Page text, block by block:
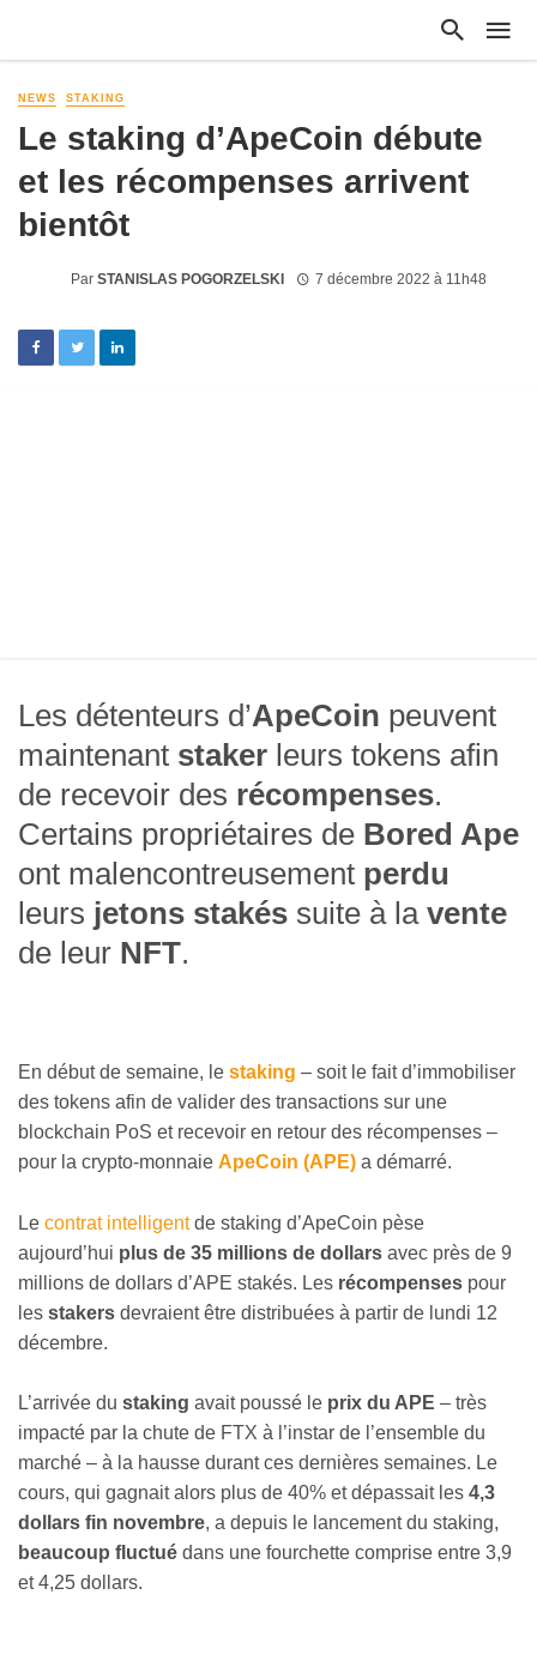
NEWS STAKING
Le staking d’ApeCoin débute
et les récompenses arrivent
bientôt
Par STANISLAS POGORZELSKI 7 décembre 2022 à 11h48
Les détenteurs d’ApeCoin peuvent
maintenant staker leurs tokens afin
de recevoir des récompenses.
Certains propriétaires de Bored Ape
ont malencontreusement perdu
leurs jetons stakés suite à la vente
de leur NFT.
En début de semaine, le staking – soit le fait d’immobiliser
des tokens afin de valider des transactions sur une
blockchain PoS et recevoir en retour des récompenses –
pour la crypto-monnaie ApeCoin (APE) a démarré.
Le contrat intelligentde staking d’ApeCoin pèse
aujourd’hui plus de 35 millions de dollars avec près de 9
millions de dollars d’APE stakés. Les récompenses pour
les stakers devraient être distribuées à partir de lundi 12
décembre.
L’arrivée du staking avait poussé le prix du APE – très
impacté par la chute de FTX à l’instar de l’ensemble du
marché – à la hausse durant ces dernières semaines. Le
cours, qui gagnait alors plus de 40% et dépassait les 4,3
dollars fin novembre, a depuis le lancement du staking,
beaucoup fluctué dans une fourchette comprise entre 3,9
et 4,25 dollars.